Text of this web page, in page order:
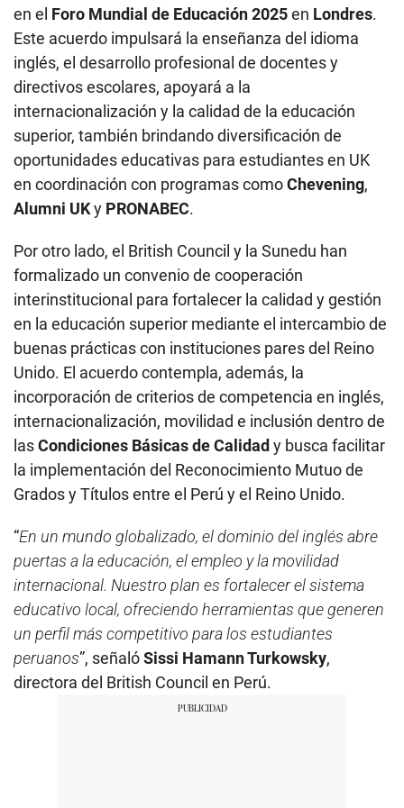
en el Foro Mundial de Educación 2025en Londres.
Este acuerdo impulsará la enseñanza del idioma
inglés, el desarrollo profesional de docentes y
directivos escolares, apoyará a la
internacionalización y la calidad de la educación
superior, también brindando diversificación de
oportunidades educativas para estudiantes en UK
en coordinación con programas comoChevening,
Alumni UKy PRONABEC.
Por otro lado, el British Council y la Sunedu han
formalizado un convenio de cooperación
interinstitucional para fortalecer la calidad y gestión
en la educación superior mediante el intercambio de
buenas prácticas con instituciones pares del Reino
Unido. El acuerdo contempla, además, la
incorporación de criterios de competencia en inglés,
internacionalización, movilidad e inclusión dentro de
lasCondiciones Básicas de Calidady busca facilitar
la implementación del Reconocimiento Mutuo de
Grados y Títulos entre el Perú y el Reino Unido.
“En un mundo globalizado, el dominio del inglés abre
puertas a la educación, el empleo y la movilidad
internacional. Nuestro plan es fortalecer el sistema
educativo local, ofreciendo herramientas que generen
un perfil más competitivo para los estudiantes
peruanos”, señalóSissi Hamann Turkowsky,
directora del British Council en Perú.